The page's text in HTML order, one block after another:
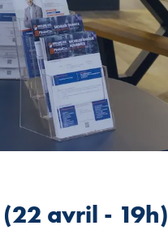
avril - 19h)